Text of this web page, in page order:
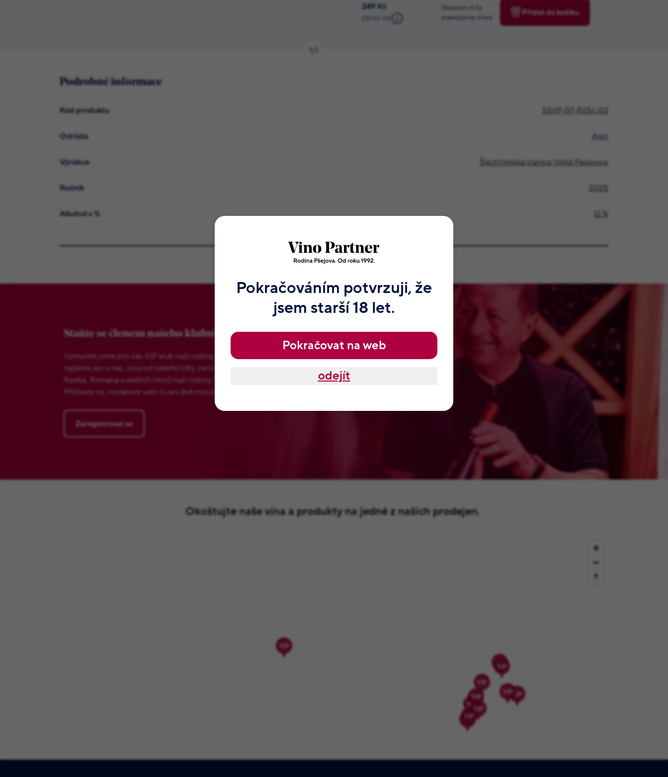
249 Kč
237 Kč ViP
Skladem 4 ks
expedujeme ihned Přidat do košíku
Podrobné informace
Kód produktu SSVP-07-P25c-03
Odrůda Agni
Výrobce Šlechtitelská stanice Velké Pavlovice
Ročník 2025
Alkohol v % 12 %
Všechny podrobné informace
Staňte se členem našeho klubu!
Vymysleli jsme pro vás VIP klub naší rodiny Pšejových. Tyhle odměny, které
najdete jen u nás. Jsou od našeho táty Jaroslava a samozřejmě od Jitky,
Radka, Romana a dalších členů naší rodiny. Nemají je nikde jinde na světě.
Přihlaste se, nezabere vám to ani dvě minuty.
Zaregistrovat se
Okoštujte naše vína a produkty na jedné z našich prodejen.
Pokračováním potvrzuji, že
jsem starší 18 let.
Pokračovat na web
odejít